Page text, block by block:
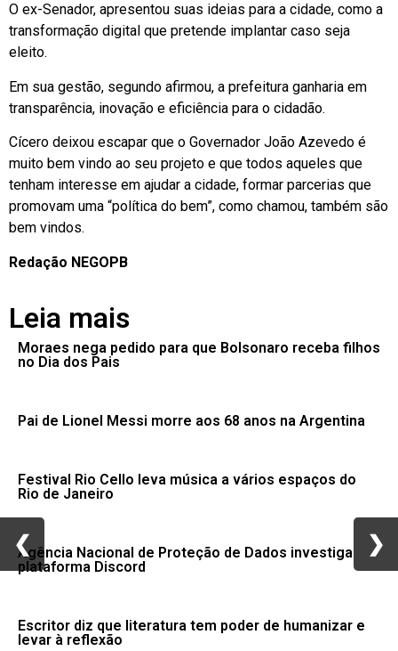
O ex-Senador, apresentou suas ideias para a cidade, como a
transformação digital que pretende implantar caso seja
eleito.
Em sua gestão, segundo afirmou, a prefeitura ganharia em
transparência, inovação e eficiência para o cidadão.
Cícero deixou escapar que o Governador João Azevedo é
muito bem vindo ao seu projeto e que todos aqueles que
tenham interesse em ajudar a cidade, formar parcerias que
promovam uma “política do bem”, como chamou, também são
bem vindos.
Redação NEGOPB
Leia mais
Moraes nega pedido para que Bolsonaro receba filhos
no Dia dos Pais
Pai de Lionel Messi morre aos 68 anos na Argentina
Festival Rio Cello leva música a vários espaços do
Rio de Janeiro
Agência Nacional de Proteção de Dados investiga
plataforma Discord
Escritor diz que literatura tem poder de humanizar e
levar à reflexão
❮ ❯
❮ ❯